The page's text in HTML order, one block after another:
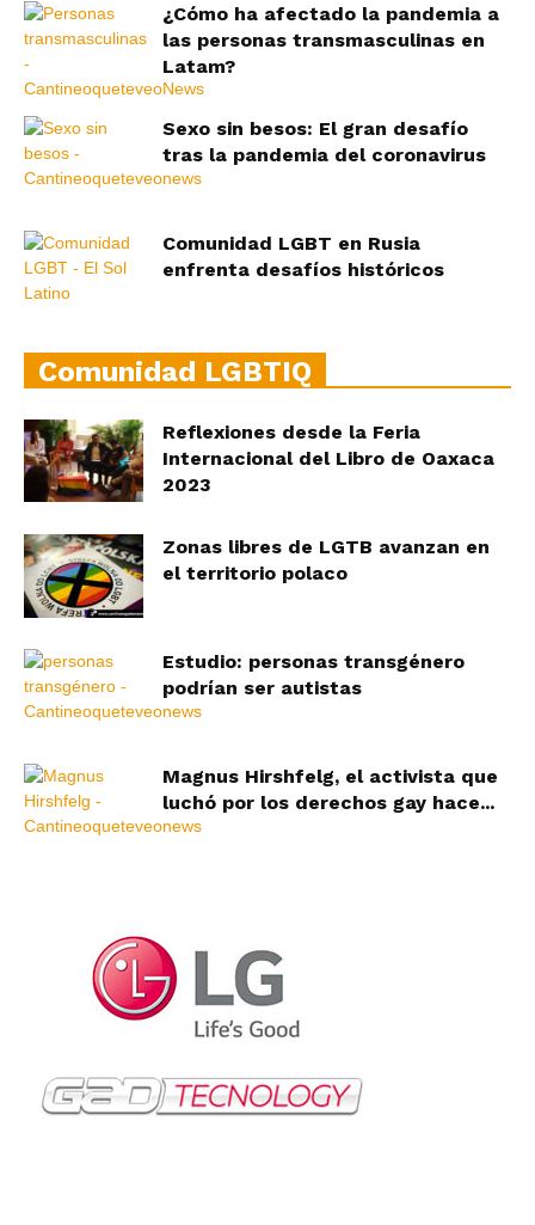
¿Cómo ha afectado la pandemia a
las personas transmasculinas en
Latam?
Sexo sin besos: El gran desafío
tras la pandemia del coronavirus
Comunidad LGBT en Rusia
enfrenta desafíos históricos
Comunidad LGBTIQ
Reflexiones desde la Feria
Internacional del Libro de Oaxaca
2023
Zonas libres de LGTB avanzan en
el territorio polaco
Estudio: personas transgénero
podrían ser autistas
Magnus Hirshfelg, el activista que
luchó por los derechos gay hace...